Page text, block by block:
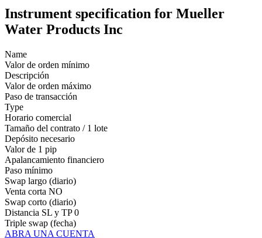
Instrument specification for Mueller
Water Products Inc
Name
Valor de orden mínimo
Descripción
Valor de orden máximo
Paso de transacción
Type
Horario comercial
Tamaño del contrato / 1 lote
Depósito necesario
Valor de 1 pip
Apalancamiento financiero
Paso mínimo
Swap largo (diario)
Venta corta NO
Swap corto (diario)
Distancia SL y TP 0
Triple swap (fecha)
ABRA UNA CUENTA